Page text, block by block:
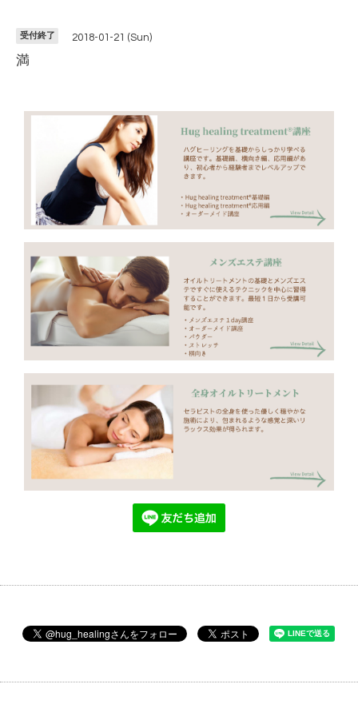
受付終了 2018-01-21 (Sun)
満